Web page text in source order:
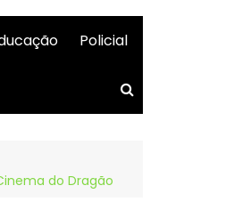
Policial
do Dragão